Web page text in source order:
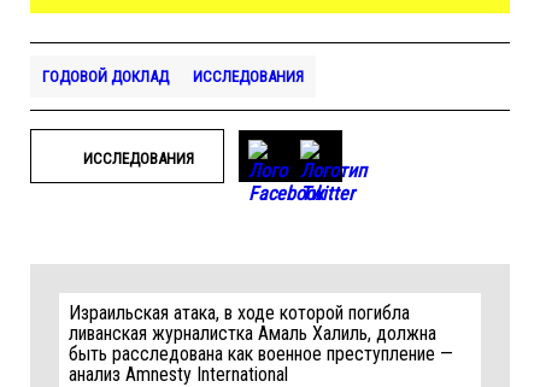
ГОДОВОЙ ДОКЛАД ИССЛЕДОВАНИЯ
ИССЛЕДОВАНИЯ
Израильская атака, в ходе которой погибла
ливанская журналистка Амаль Халиль, должна
быть расследована как военное преступление —
анализ Amnesty International